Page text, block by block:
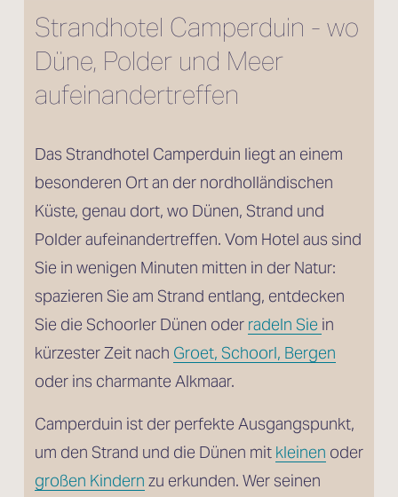
Strandhotel Camperduin - wo
Düne, Polder und Meer
aufeinandertreffen
Das Strandhotel Camperduin liegt an einem
besonderen Ort an der nordholländischen
Küste, genau dort, wo Dünen, Strand und
Polder aufeinandertreffen. Vom Hotel aus sind
Sie in wenigen Minuten mitten in der Natur:
spazieren Sie am Strand entlang, entdecken
Sie die Schoorler Dünen oder radeln Sie in
kürzester Zeit nach Groet, Schoorl, Bergen
oder ins charmante Alkmaar.
Camperduin ist der perfekte Ausgangspunkt,
um den Strand und die Dünen mit kleinen oder
großen Kindern zu erkunden. Wer seinen